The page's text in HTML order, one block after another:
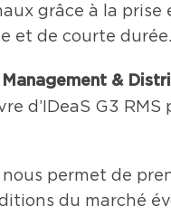
grâce à la prise
et de courte durée.
&
d’IDeaS G3 RMS
permet de
du marché